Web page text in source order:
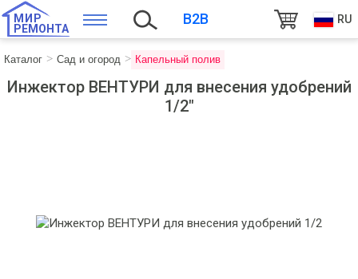
МИР
РЕМОНТА
B2B RU
Каталог Сад и огород Капельный полив
Инжектор ВЕНТУРИ для внесения удобрений
1/2"